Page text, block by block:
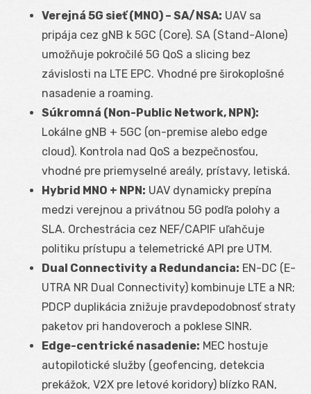
Verejná 5G sieť (MNO) – SA/NSA: UAV sa
pripája cez gNB k 5GC (Core). SA (Stand-Alone)
umožňuje pokročilé 5G QoS a slicing bez
závislosti na LTE EPC. Vhodné pre širokoplošné
nasadenie a roaming.
Súkromná (Non-Public Network, NPN):
Lokálne gNB + 5GC (on-premise alebo edge
cloud). Kontrola nad QoS a bezpečnosťou,
vhodné pre priemyselné areály, prístavy, letiská.
Hybrid MNO + NPN: UAV dynamicky prepína
medzi verejnou a privátnou 5G podľa polohy a
SLA. Orchestrácia cez NEF/CAPIF uľahčuje
politiku prístupu a telemetrické API pre UTM.
Dual Connectivity a Redundancia: EN-DC (E-
UTRA NR Dual Connectivity) kombinuje LTE a NR;
PDCP duplikácia znižuje pravdepodobnosť straty
paketov pri handoveroch a poklese SINR.
Edge-centrické nasadenie: MEC hostuje
autopilotické služby (geofencing, detekcia
prekážok, V2X pre letové koridory) blízko RAN,